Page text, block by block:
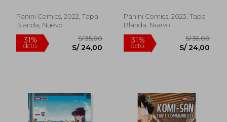
Panini Comics, 2022, Tapa
Blanda, Nuevo
31%
dcto.
S/ 35,00
S/ 24,00
Panini Comics, 2023, Tapa
Blanda, Nuevo
31%
dcto.